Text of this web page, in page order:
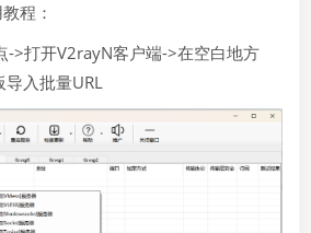
程：
->打开V2rayN客户端->在空白地方
入批量URL